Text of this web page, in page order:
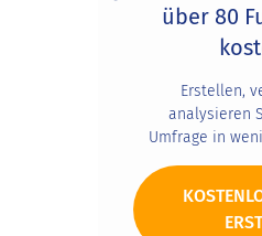
über 80
Erstellen,
analysieren
Umfrage in